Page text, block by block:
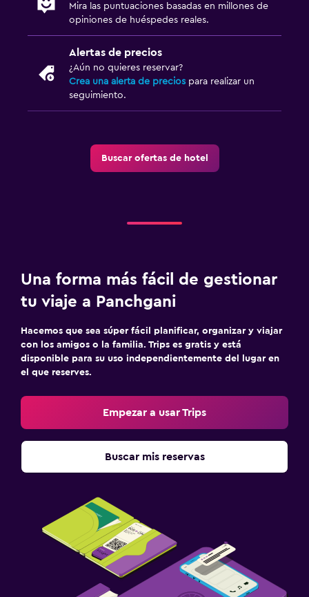
Mira las puntuaciones basadas en millones de
opiniones de huéspedes reales.
Alertas de precios
¿Aún no quieres reservar?
Crea una alerta de precios para realizar un
seguimiento.
Buscar ofertas de hotel
Una forma más fácil de gestionar
tu viaje a Panchgani
Hacemos que sea súper fácil planificar, organizar y viajar
con los amigos o la familia. Trips es gratis y está
disponible para su uso independientemente del lugar en
el que reserves.
Empezar a usar Trips
Buscar mis reservas